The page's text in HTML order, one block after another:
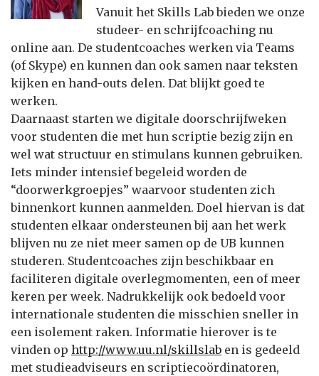
Vanuit het Skills Lab bieden we onze
studeer- en schrijfcoaching nu
online aan. De studentcoaches werken via Teams
(of Skype) en kunnen dan ook samen naar teksten
kijken en hand-outs delen. Dat blijkt goed te
werken.
Daarnaast starten we digitale doorschrijfweken
voor studenten die met hun scriptie bezig zijn en
wel wat structuur en stimulans kunnen gebruiken.
Iets minder intensief begeleid worden de
“doorwerkgroepjes” waarvoor studenten zich
binnenkort kunnen aanmelden. Doel hiervan is dat
studenten elkaar ondersteunen bij aan het werk
blijven nu ze niet meer samen op de UB kunnen
studeren. Studentcoaches zijn beschikbaar en
faciliteren digitale overlegmomenten, een of meer
keren per week. Nadrukkelijk ook bedoeld voor
internationale studenten die misschien sneller in
een isolement raken. Informatie hierover is te
vinden op http://www.uu.nl/skillslab en is gedeeld
met studieadviseurs en scriptiecoördinatoren,